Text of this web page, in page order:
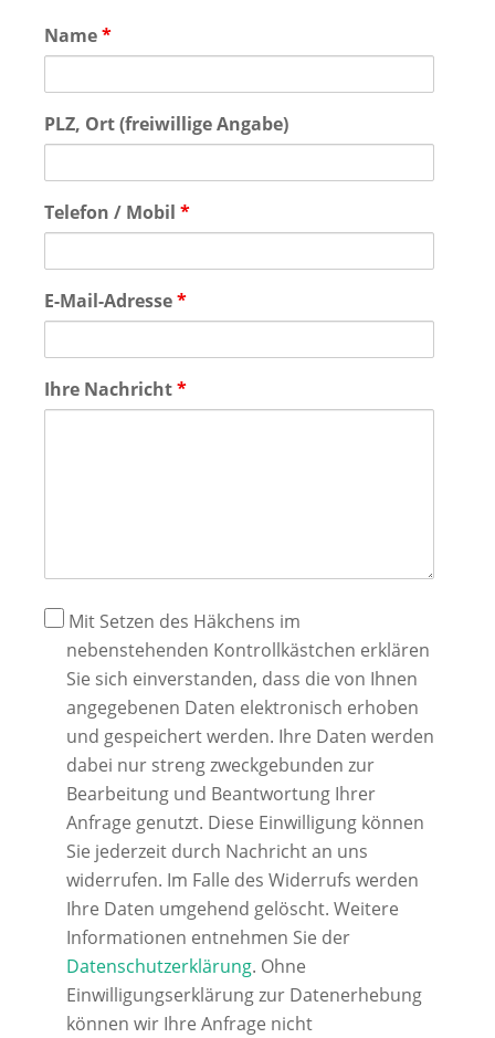
Name*
PLZ, Ort (freiwillige Angabe)
Telefon / Mobil *
E-Mail-Adresse*
Ihre Nachricht*
Datenschutz
Mit Setzen des Häkchens im
nebenstehenden Kontrollkästchen erklären
Sie sich einverstanden, dass die von Ihnen
angegebenen Daten elektronisch erhoben
und gespeichert werden. Ihre Daten werden
dabei nur streng zweckgebunden zur
Bearbeitung und Beantwortung Ihrer
Anfrage genutzt. Diese Einwilligung können
Sie jederzeit durch Nachricht an uns
widerrufen. Im Falle des Widerrufs werden
Ihre Daten umgehend gelöscht. Weitere
Informationen entnehmen Sie der
Datenschutzerklärung. Ohne
Einwilligungserklärung zur Datenerhebung
können wir Ihre Anfrage nicht